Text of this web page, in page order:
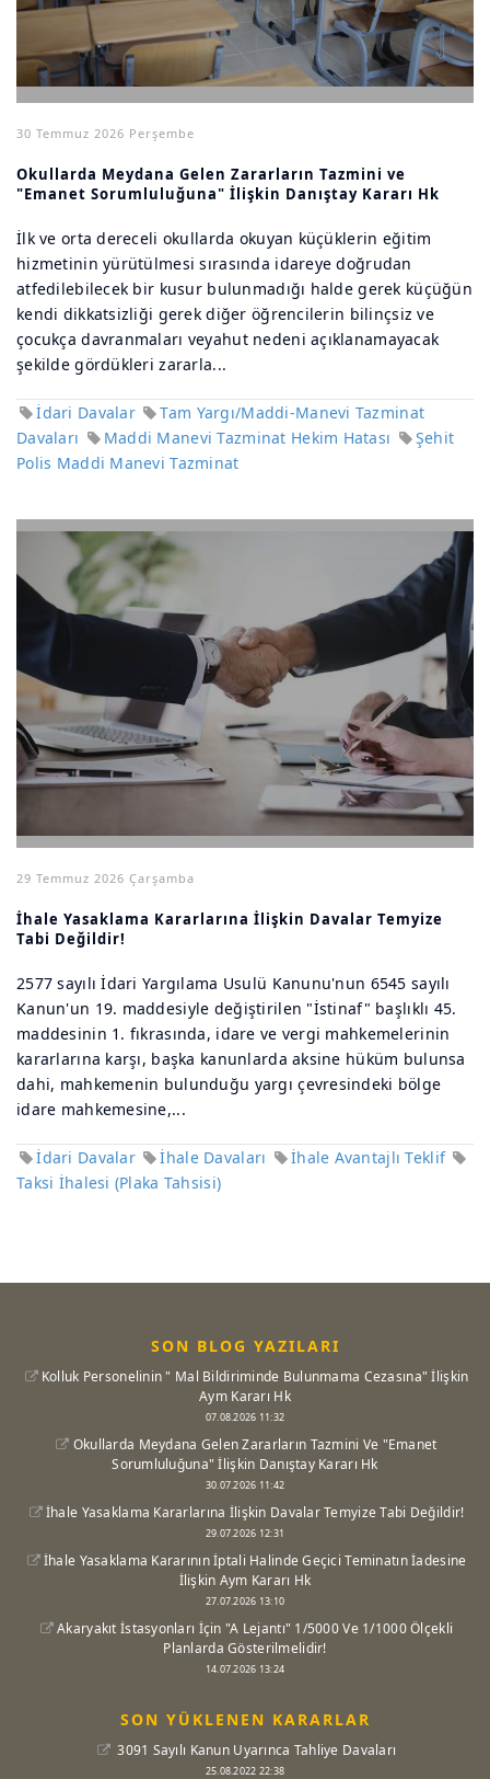
30 Temmuz 2026 Perşembe
Okullarda Meydana Gelen Zararların Tazmini ve
"Emanet Sorumluluğuna" İlişkin Danıştay Kararı Hk
İlk ve orta dereceli okullarda okuyan küçüklerin eğitim
hizmetinin yürütülmesi sırasında idareye doğrudan
atfedilebilecek bir kusur bulunmadığı halde gerek küçüğün
kendi dikkatsizliği gerek diğer öğrencilerin bilinçsiz ve
çocukça davranmaları veyahut nedeni açıklanamayacak
şekilde gördükleri zararla...
İdari Davalar
Tam Yargı/Maddi-Manevi Tazminat
Davaları
Maddi Manevi Tazminat Hekim Hatası
Şehit
Polis Maddi Manevi Tazminat
29 Temmuz 2026 Çarşamba
İhale Yasaklama Kararlarına İlişkin Davalar Temyize
Tabi Değildir!
2577 sayılı İdari Yargılama Usulü Kanunu'nun 6545 sayılı
Kanun'un 19. maddesiyle değiştirilen "İstinaf" başlıklı 45.
maddesinin 1. fıkrasında, idare ve vergi mahkemelerinin
kararlarına karşı, başka kanunlarda aksine hüküm bulunsa
dahi, mahkemenin bulunduğu yargı çevresindeki bölge
idare mahkemesine,...
İdari Davalar İhale Davaları
İhale Avantajlı Teklif
Taksi İhalesi (Plaka Tahsisi)
SON BLOG YAZILARI
Kolluk Personelinin " Mal Bildiriminde Bulunmama Cezasına" İlişkin
Aym Kararı Hk
07.08.2026 11:32
Okullarda Meydana Gelen Zararların Tazmini Ve "Emanet
Sorumluluğuna" İlişkin Danıştay Kararı Hk
30.07.2026 11:42
İhale Yasaklama Kararlarına İlişkin Davalar Temyize Tabi Değildir!
29.07.2026 12:31
İhale Yasaklama Kararının İptali Halinde Geçici Teminatın İadesine
İlişkin Aym Kararı Hk
27.07.2026 13:10
Akaryakıt İstasyonları İçin "A Lejantı" 1/5000 Ve 1/1000 Ölçekli
Planlarda Gösterilmelidir!
14.07.2026 13:24
SON YÜKLENEN KARARLAR
3091 Sayılı Kanun Uyarınca Tahliye Davaları
25.08.2022 22:38